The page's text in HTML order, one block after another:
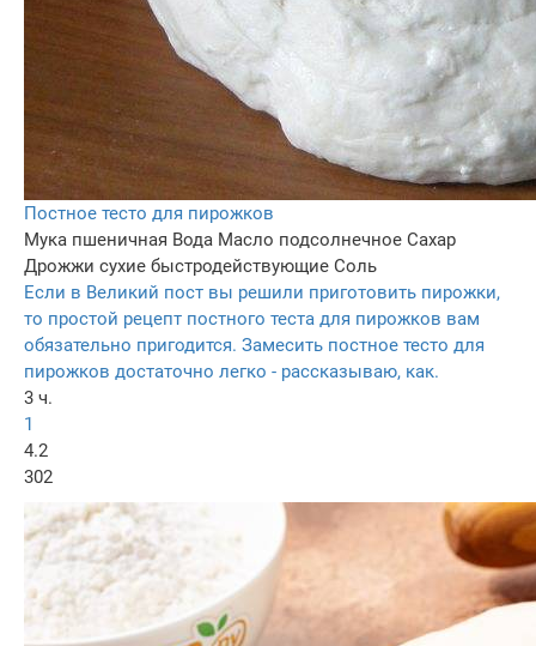
Постное тесто для пирожков
Мука пшеничная Вода Масло подсолнечное Сахар
Дрожжи сухие быстродействующие Соль
Если в Великий пост вы решили приготовить пирожки,
то простой рецепт постного теста для пирожков вам
обязательно пригодится. Замесить постное тесто для
пирожков достаточно легко - рассказываю, как.
3 ч.
1
4.2
302